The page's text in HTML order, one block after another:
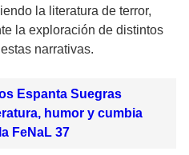
la literatura de terror,
la exploración de distintos
narrativas.
Espanta Suegras
humor y cumbia
FeNaL 37